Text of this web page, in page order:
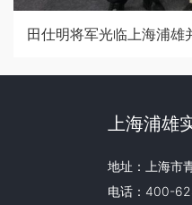
田仕明将军光临上海浦雄
上海浦雄
地址：上海市
电话：400-